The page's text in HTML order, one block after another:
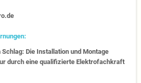
Die Installation und Montage
durch eine qualifizierte Elektrofachkraft